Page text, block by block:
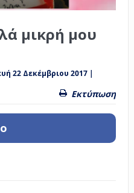
μικρή μου
22 Δεκέμβριου 2017 |
Εκτύπωση